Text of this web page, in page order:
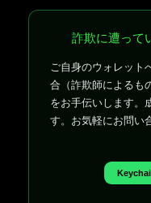
詐欺に遭って
ご自身のウォレット
合（詐欺師によるも
をお手伝いします。
す。お気軽にお問い